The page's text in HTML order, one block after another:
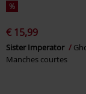
%
€ 15,99
Sister Imperator
Manches courtes